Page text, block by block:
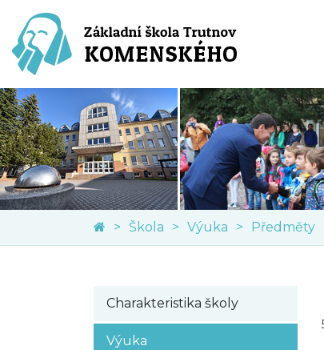
Škola Výuka Předměty
Charakteristika školy
Výuka